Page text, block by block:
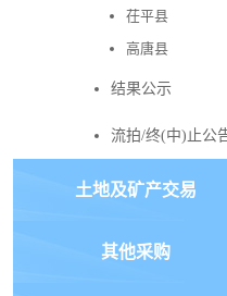
茌平县
高唐县
结果公示
流拍/终(中)止公
土地及矿产交易
其他采购